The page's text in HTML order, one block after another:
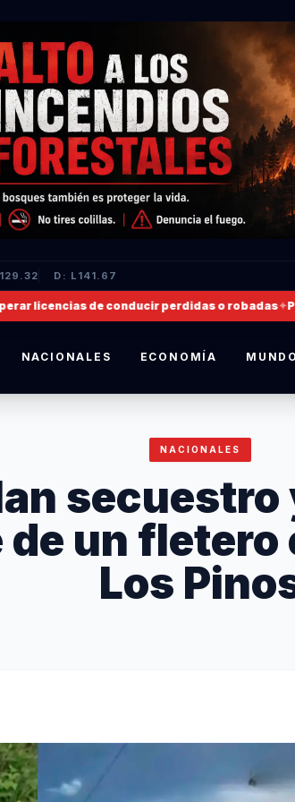
D: L141.67
de conducir perdidas o robadas ✦Patricio
NACIONALES ECONOMÍA MUNDO
NACIONALES
un fletero
Los